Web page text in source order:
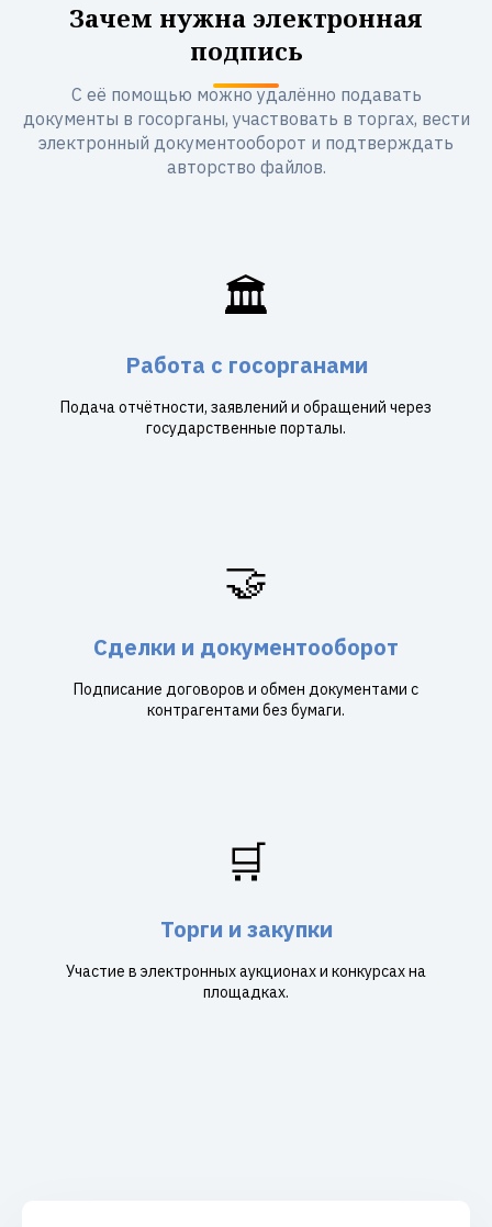
Зачем нужна электронная
подпись
С её помощью можно удалённо подавать
документы в госорганы, участвовать в торгах, вести
электронный документооборот и подтверждать
авторство файлов.
🏛️
Работа с госорганами
Подача отчётности, заявлений и обращений через
государственные порталы.
🤝
Сделки и документооборот
Подписание договоров и обмен документами с
контрагентами без бумаги.
🛒
Торги и закупки
Участие в электронных аукционах и конкурсах на
площадках.